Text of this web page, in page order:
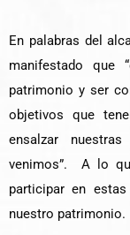
En palabras del
manifestado que
patrimonio y ser
objetivos que
ensalzar
venimos”. A lo
participar en
nuestro patrimonio.